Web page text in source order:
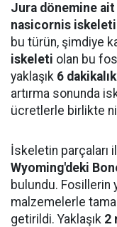
Jura dönemine
nasicornis iskeleti
bu türün, şimdiye
iskeleti olan bu
yaklaşık 6
artırma sonunda
ücretlerle birlikte
İskeletin parçaları
Wyoming'deki
bulundu. Fosillerin
malzemelerle
getirildi. Yaklaşık 2